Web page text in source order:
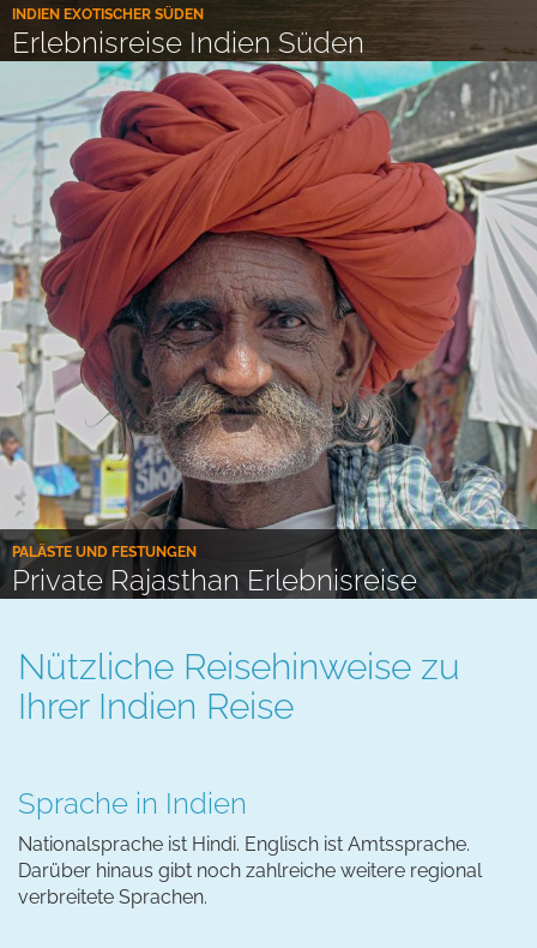
INDIEN EXOTISCHER SÜDEN
Erlebnisreise Indien Süden
PALÄSTE UND FESTUNGEN
Private Rajasthan Erlebnisreise
Nützliche Reisehinweise zu
Ihrer Indien Reise
Sprache in Indien
Nationalsprache ist Hindi. Englisch ist Amtssprache.
Darüber hinaus gibt noch zahlreiche weitere regional
verbreitete Sprachen.